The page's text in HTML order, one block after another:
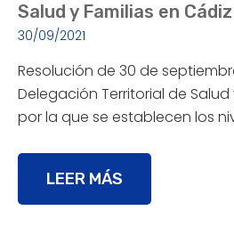
Salud y Familias en Cádiz
30/09/2021
Resolución de 30 de
Delegación Territorial de Salud
por la que se establecen los
LEER MÁS